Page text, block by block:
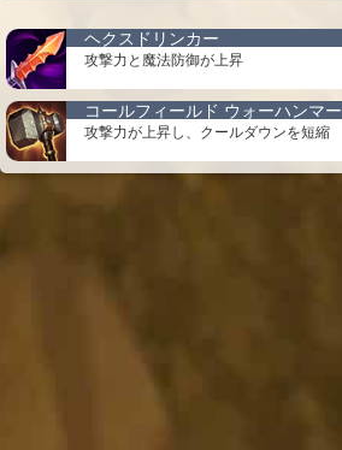
ヘクスドリンカー
攻撃力と魔法防御が上昇
コールフィールド ウォーハンマー
攻撃力が上昇し、クールダウンを短縮